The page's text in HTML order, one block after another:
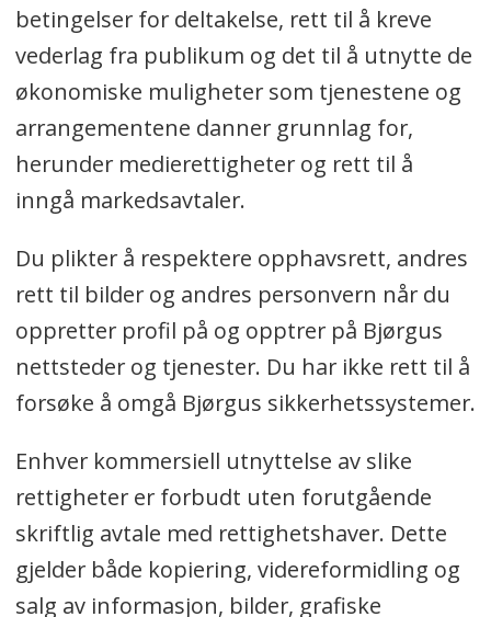
betingelser for deltakelse, rett til å kreve
vederlag fra publikum og det til å utnytte de
økonomiske muligheter som tjenestene og
arrangementene danner grunnlag for,
herunder medierettigheter og rett til å
inngå markedsavtaler.
Du plikter å respektere opphavsrett, andres
rett til bilder og andres personvern når du
oppretter profil på og opptrer på Bjørgus
nettsteder og tjenester. Du har ikke rett til å
forsøke å omgå Bjørgus sikkerhetssystemer.
Enhver kommersiell utnyttelse av slike
rettigheter er forbudt uten forutgående
skriftlig avtale med rettighetshaver. Dette
gjelder både kopiering, videreformidling og
salg av informasjon, bilder, grafiske